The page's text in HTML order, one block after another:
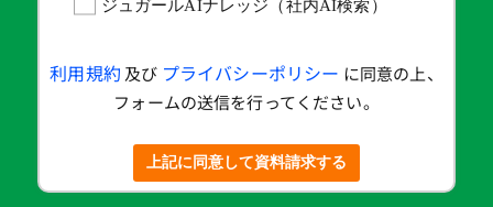
ジュガールAIナレッジ（社内AI検索）
利用規約及び プライバシーポリシー に同意の上、
フォームの送信を行ってください。
上記に同意して資料請求する